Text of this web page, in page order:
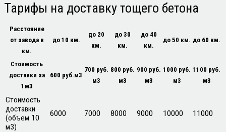
Тарифы на доставку тощего бетона
Расстояние
от завода в
км.
до 10 км.
до 20
км.
до 30
км.
до 40
км.
до 50 км. до 60 км.
Стоимость
доставки за
1м3
600 руб.м3
700 руб.
м3
800 руб.
м3
900 руб.
м3
1000 руб.
м3
1100 руб.
м3
Стоимость
доставки
(объем 10
м3)
6000 7000 8000 9000 10000 11000